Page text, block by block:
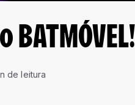
de leitura